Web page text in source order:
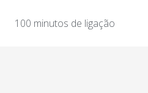
100 minutos de ligação